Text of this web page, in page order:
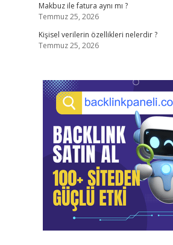
Makbuz ile fatura aynı mı ?
Temmuz 25, 2026
Kişisel verilerin özellikleri nelerdir ?
Temmuz 25, 2026